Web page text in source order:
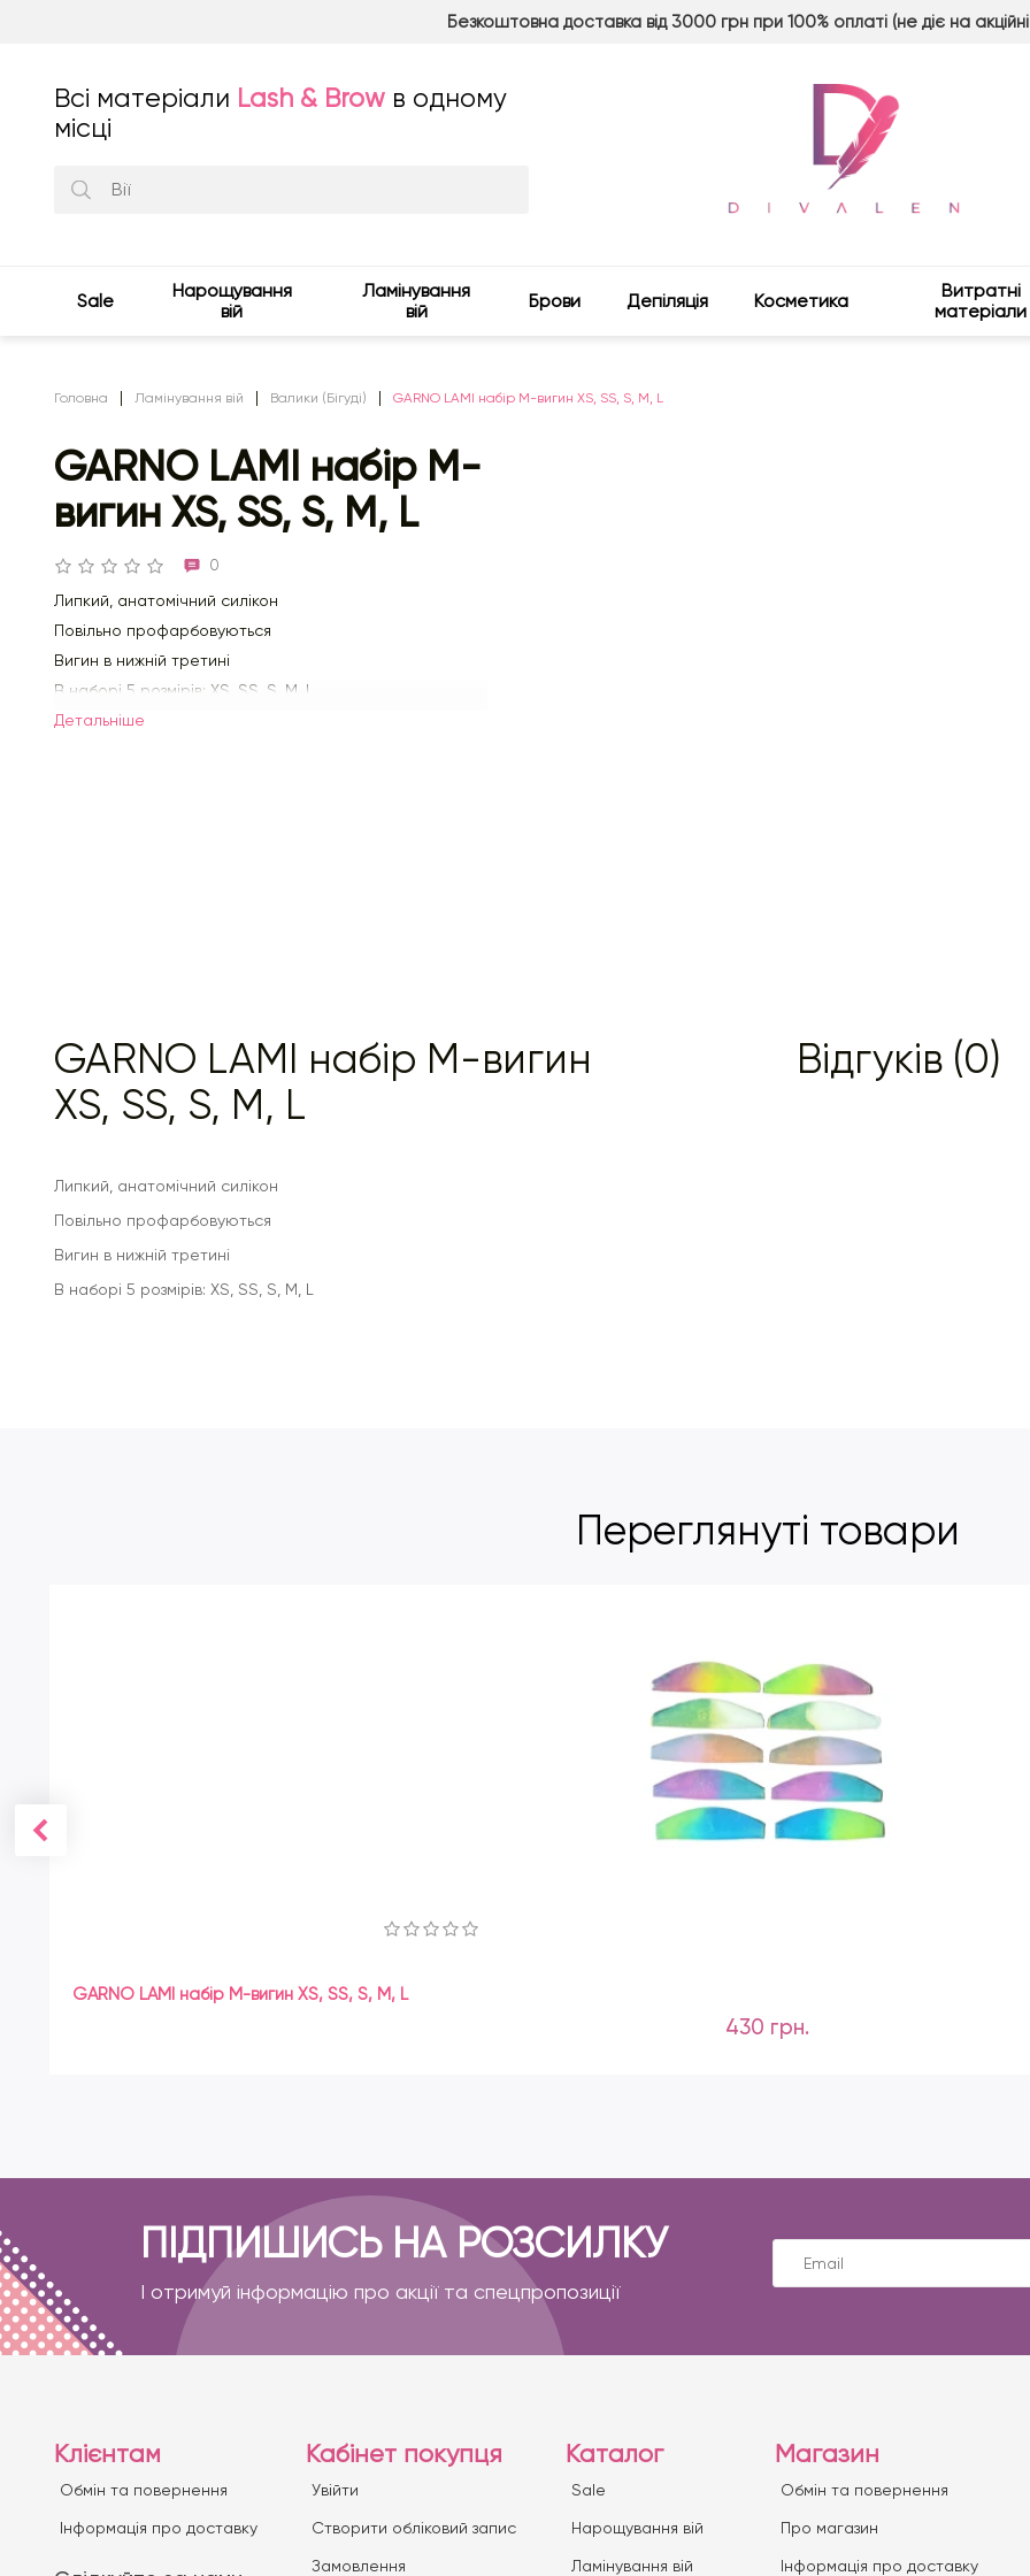
Безкоштовна доставка від 3000 грн при 100% оплаті (не діє на
Всі матеріали Lash & Brow в одному
місці
Sale
Нарощування
вій
Ламінування
вій
Брови Депіляція Косметика
Витратні
матеріали
Головна Ламінування вій Валики (Бігуді) GARNO LAMI набір M-вигин XS, SS, S, M, L
GARNO LAMI набір M-
вигин XS, SS, S, M, L
0
Липкий, анатомічний силікон
Повільно профарбовуються
Вигин в нижній третині
В наборі 5 розмірів: XS, SS, S, M, L
Детальнiше
GARNO LAMI набір M-вигин
XS, SS, S, M, L
Липкий, анатомічний силікон
Повільно профарбовуються
Вигин в нижній третині
В наборі 5 розмірів: XS, SS, S, M, L
Відгуків (0)
Переглянуті товари
GARNO LAMI набір M-вигин XS, SS, S, M, L
430 грн.
ПІДПИШИСЬ НА РОЗСИЛКУ
І отримуй інформацію про акції та спецпропозиції
Клієнтам
Обмін та повернення
Iнформація про доставку
Кабінет покупця
Увійти
Створити обліковий запис
Замовлення
Каталог
Sale
Нарощування вій
Ламінування вій
Магазин
Обмін та повернення
Про магазин
Iнформація про доставку